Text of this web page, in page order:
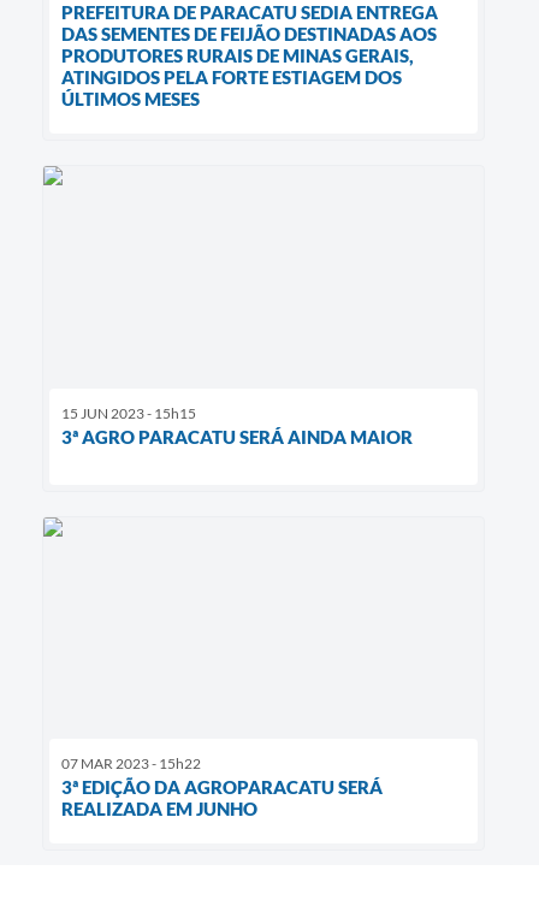
PREFEITURA DE PARACATU SEDIA ENTREGA
DAS SEMENTES DE FEIJÃO DESTINADAS AOS
PRODUTORES RURAIS DE MINAS GERAIS,
ATINGIDOS PELA FORTE ESTIAGEM DOS
ÚLTIMOS MESES
15 JUN 2023 - 15h15
3ª AGRO PARACATU SERÁ AINDA MAIOR
07 MAR 2023 - 15h22
3ª EDIÇÃO DA AGROPARACATU SERÁ
REALIZADA EM JUNHO